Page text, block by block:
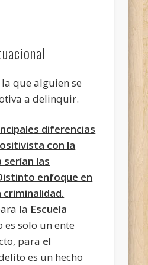
que alguien se
a delinquir.
diferencias
con la
serían las
enfoque en
criminalidad.
la Escuela
es solo un ente
para el
es un hecho